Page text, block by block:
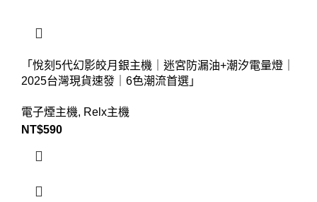
「悅刻5代幻影皎月銀主機｜迷宮防漏油+潮汐電量燈｜
2025台灣現貨速發｜6色潮流首選」​
電子煙主機, Relx主機
NT$590